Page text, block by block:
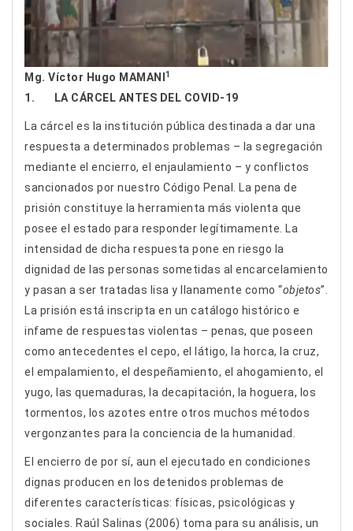
Mg. Víctor Hugo MAMANI 1
1. LA CÁRCEL ANTES DEL COVID-19
La cárcel es la institución pública destinada a dar una
respuesta a determinados problemas – la segregación
mediante el encierro, el enjaulamiento – y conflictos
sancionados por nuestro Código Penal. La pena de
prisión constituye la herramienta más violenta que
posee el estado para responder legítimamente. La
intensidad de dicha respuesta pone en riesgo la
dignidad de las personas sometidas al encarcelamiento
y pasan a ser tratadas lisa y llanamente como “objetos”.
La prisión está inscripta en un catálogo histórico e
infame de respuestas violentas – penas, que poseen
como antecedentes el cepo, el látigo, la horca, la cruz,
el empalamiento, el despeñamiento, el ahogamiento, el
yugo, las quemaduras, la decapitación, la hoguera, los
tormentos, los azotes entre otros muchos métodos
vergonzantes para la conciencia de la humanidad.
El encierro de por sí, aun el ejecutado en condiciones
dignas producen en los detenidos problemas de
diferentes características: físicas, psicológicas y
sociales. Raúl Salinas (2006) toma para su análisis, un